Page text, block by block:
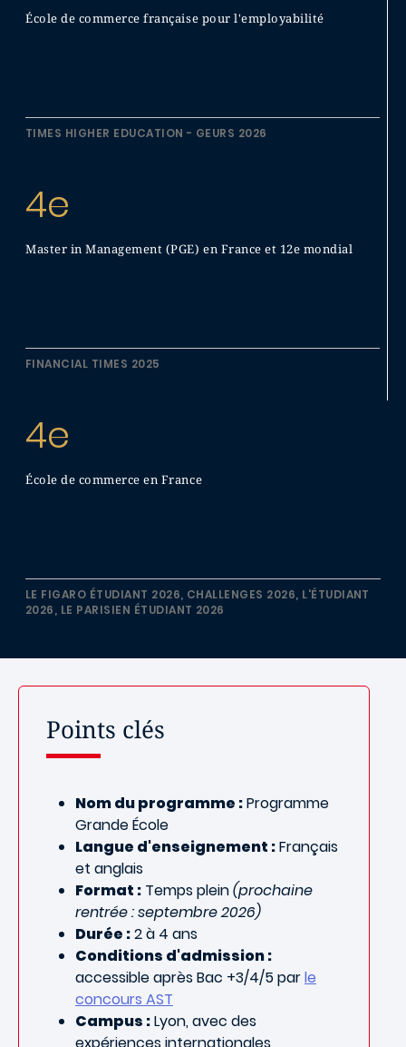
École de commerce française pour l'employabilité
TIMES HIGHER EDUCATION - GEURS 2026
4e
Master in Management (PGE) en France et 12e mondial
FINANCIAL TIMES 2025
4e
École de commerce en France
LE FIGARO ÉTUDIANT 2026, CHALLENGES 2026, L'ÉTUDIANT
2026, LE PARISIEN ÉTUDIANT 2026
Points clés
Nom du programme :Programme
Grande École
Langue d'enseignement :Français
et anglais
Format : Temps plein(prochaine
rentrée : septembre 2026)
Durée :2 à 4 ans
Conditions d'admission :
accessible après Bac +3/4/5 parle
concours AST
Campus :Lyon, avec des